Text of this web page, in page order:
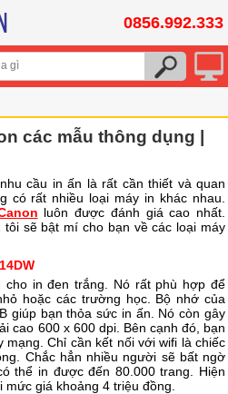
0856.992.333
các mẫu thông dụng |
cầu in ấn là rất cần thiết và quan
có rất nhiều loại máy in khác nhau.
luôn được đánh giá cao nhất.
tôi sẽ bật mí cho bạn về các loại máy
cho in đen trắng. Nó rất phù hợp để
hoặc các trường học. Bộ nhớ của
giúp bạn thỏa sức in ấn. Nó còn gây
cao 600 x 600 dpi. Bên cạnh đó, bạn
Chỉ cần kết nối với wifi là chiếc
Chắc hẳn nhiều người sẽ bất ngờ
thể in được đến 80.000 trang. Hiện
giá khoảng 4 triệu đồng.